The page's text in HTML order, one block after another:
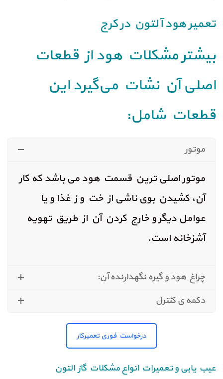
تعمیر هود آلتون در کرج
بیشتر مشکلات هود از قطعات
اصلی آن نشات می‌گیرد این
قطعات شامل:
موتور
موتور اصلی ترین قسمت هود می باشد که کار
آن، کشیدن بوی ناشی از خت و ز غذا و یا
عوامل دیگر و خارج کردن آن از طریق تهویه
آشزخانه است.
چراغ هود و گیره‌ نگهدارنده‌ آن:
دکمه‌ ی کنترل
درخواست فوری تعمیرکار
عیب یابی و تعمیرات انواع مشکلات گاز التون